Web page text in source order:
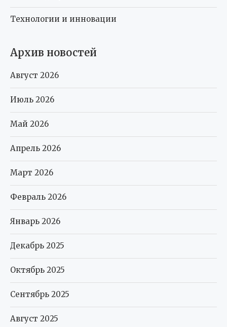
Технологии и инновации
Архив новостей
Август 2026
Июль 2026
Май 2026
Апрель 2026
Март 2026
Февраль 2026
Январь 2026
Декабрь 2025
Октябрь 2025
Сентябрь 2025
Август 2025